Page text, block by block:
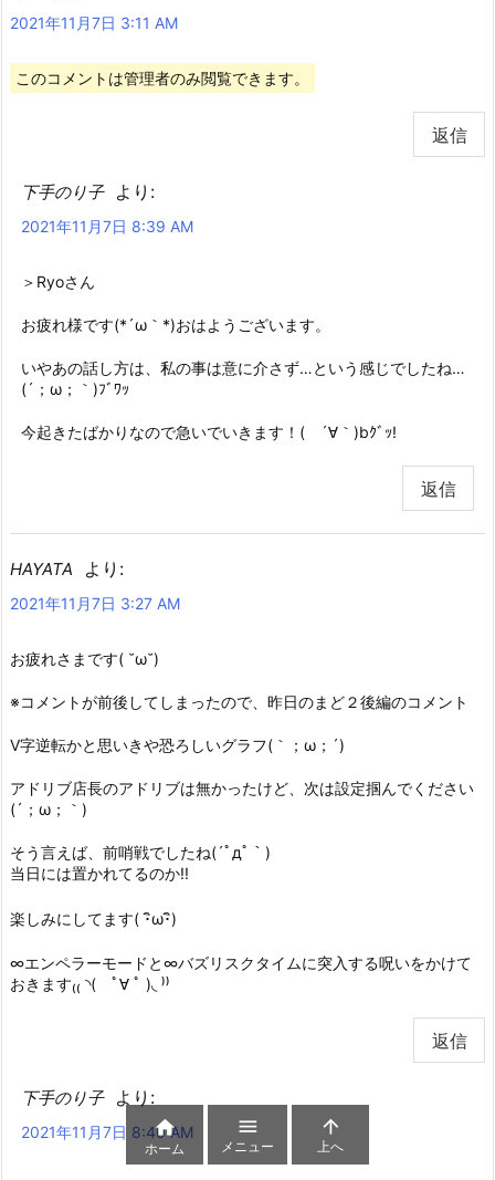
2021年11月7日 3:11 AM
このコメントは管理者のみ閲覧できます。
返信
下手のり子 より:
2021年11月7日 8:39 AM
＞Ryoさん
お疲れ様です(*´ω｀*)おはようございます。
いやあの話し方は、私の事は意に介さず…という感じでしたね…
(´；ω；｀)ﾌﾞﾜｯ
今起きたばかりなので急いでいきます！( ´∀｀)bｸﾞｯ!
返信
HAYATA より:
2021年11月7日 3:27 AM
お疲れさまです( ˘ω˘)
※コメントが前後してしまったので、昨日のまど２後編のコメント
V字逆転かと思いきや恐ろしいグラフ(｀；ω；´)
アドリブ店長のアドリブは無かったけど、次は設定掴んでください
(´；ω；｀)
そう言えば、前哨戦でしたね(´ﾟдﾟ｀)
当日には置かれてるのか!!
楽しみにしてます( ･ิω･ิ)
∞エンペラーモードと∞バズリスクタイムに突入する呪いをかけて
おきます₍₍ ◝( ﾟ∀ ﾟ )◟ ⁾⁾
返信
下手のり子 より:
2021年11月7日 8:40 AM

ホーム

メニュー

上へ